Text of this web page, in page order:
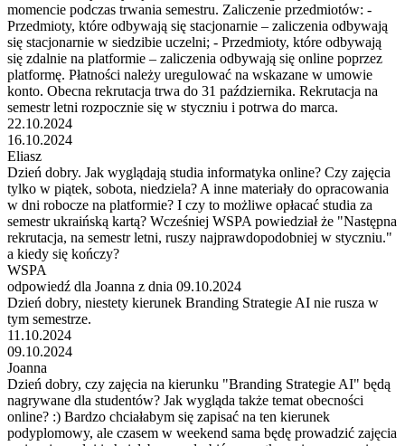
momencie podczas trwania semestru. Zaliczenie przedmiotów: -
Przedmioty, które odbywają się stacjonarnie – zaliczenia odbywają
się stacjonarnie w siedzibie uczelni; - Przedmioty, które odbywają
się zdalnie na platformie – zaliczenia odbywają się online poprzez
platformę. Płatności należy uregulować na wskazane w umowie
konto. Obecna rekrutacja trwa do 31 października. Rekrutacja na
semestr letni rozpocznie się w styczniu i potrwa do marca.
22.10.2024
16.10.2024
Eliasz
Dzień dobry. Jak wyglądają studia informatyka online? Czy zajęcia
tylko w piątek, sobota, niedziela? A inne materiały do opracowania
w dni robocze na platformie? I czy to możliwe opłacać studia za
semestr ukraińską kartą? Wcześniej WSPA powiedział że "Następna
rekrutacja, na semestr letni, ruszy najprawdopodobniej w styczniu."
a kiedy się kończy?
WSPA
odpowiedź dla Joanna z dnia 09.10.2024
Dzień dobry, niestety kierunek Branding Strategie AI nie rusza w
tym semestrze.
11.10.2024
09.10.2024
Joanna
Dzień dobry, czy zajęcia na kierunku "Branding Strategie AI" będą
nagrywane dla studentów? Jak wygląda także temat obecności
online? :) Bardzo chciałabym się zapisać na ten kierunek
podyplomowy, ale czasem w weekend sama będę prowadzić zajęcia